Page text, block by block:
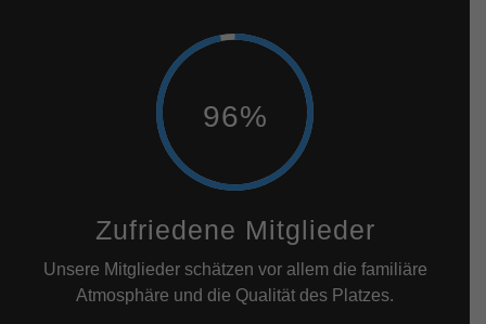
97%
Zufriedene Mitglieder
Unsere Mitglieder schätzen vor allem die familiäre
Atmosphäre und die Qualität des Platzes.